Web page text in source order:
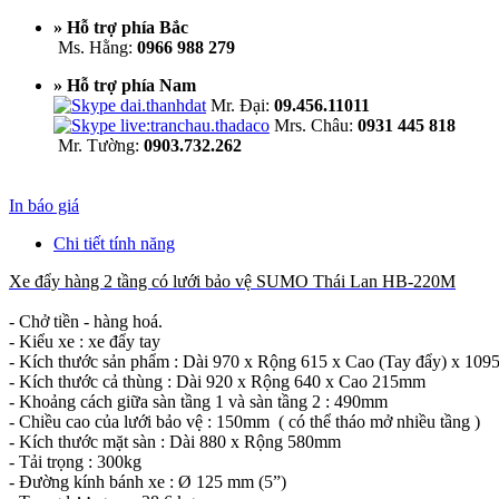
» Hỗ trợ phía Bắc
Ms. Hằng: 0966 988 279
» Hỗ trợ phía Nam
Mr. Đại: 09.456.11011
Mrs. Châu: 0931 445 818
Mr. Tường: 0903.732.262
In báo giá
Chi tiết tính năng
Xe đẩy hàng 2 tầng có lưới bảo vệ SUMO Thái Lan HB-220M
- Chở tiền - hàng hoá.
- Kiểu xe : xe đẩy tay
- Kích thước sản phẩm : Dài 970 x Rộng 615 x Cao (Tay đẩy) x
- Kích thước cả thùng : Dài 920 x Rộng 640 x Cao 215mm
- Khoảng cách giữa sàn tầng 1 và sàn tầng 2 : 490mm
- Chiều cao của lưới bảo vệ : 150mm ( có thể tháo mở nhiều tầng )
- Kích thước mặt sàn : Dài 880 x Rộng 580mm
- Tải trọng : 300kg
- Đường kính bánh xe : Ø 125 mm (5”)